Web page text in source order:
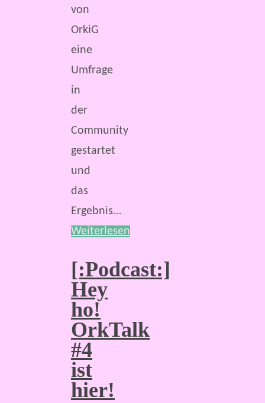
von
OrkiG
eine
Umfrage
in
der
Community
gestartet
und
das
Ergebnis…
Weiterlesen
[:Podcast:]
Hey
ho!
OrkTalk
#4
ist
hier!